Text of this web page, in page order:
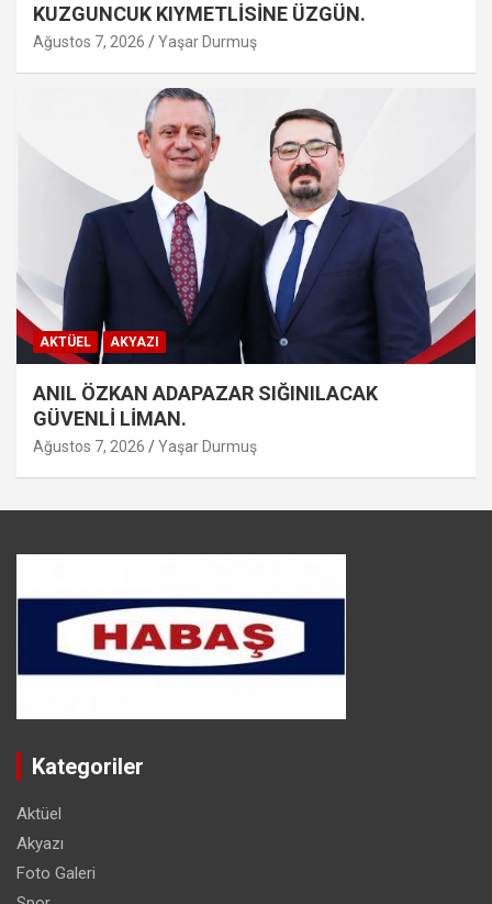
KUZGUNCUK KIYMETLİSİNE ÜZGÜN.
Ağustos 7, 2026 Yaşar Durmuş
AKTÜEL AKYAZI
ANIL ÖZKAN ADAPAZAR SIĞINILACAK
GÜVENLİ LİMAN.
Ağustos 7, 2026 Yaşar Durmuş
Kategoriler
Aktüel
Akyazı
Foto Galeri